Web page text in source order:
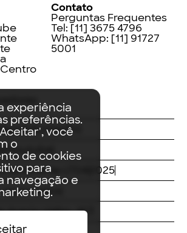
experiência
preferências.
você
o
de cookies
para
navegação e
Contato
Perguntas Frequentes
Tel: [11] 3675 4796
WhatsApp: [11] 91727
5001
LinkedIn
Youtube
LTDA
2025
Valim, 167